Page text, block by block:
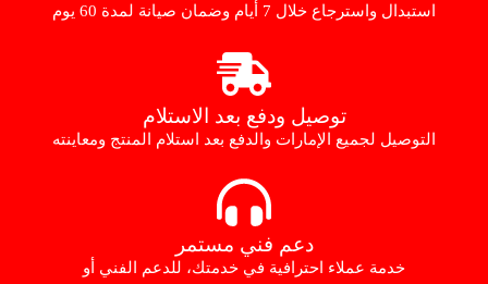
استبدال واسترجاع خلال 7 أيام وضمان صيانة لمدة 60 يوم
توصيل ودفع بعد الاستلام
التوصيل لجميع الإمارات والدفع بعد استلام المنتج ومعاينته
دعم فني مستمر
خدمة عملاء احترافية في خدمتك، للدعم الفني أو